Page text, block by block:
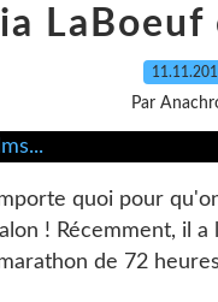
Par
quoi pour
! Récemment, il
de 72